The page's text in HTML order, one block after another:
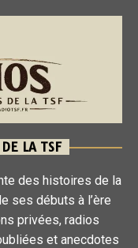
LA TSF
des histoires de la
ses débuts à l’ère
privées, radios
et anecdotes